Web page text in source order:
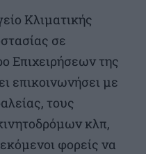
Κλιματικής
σε
Επιχειρήσεων της
επικοινωνήσει με
τους
κλπ,
φορείς να